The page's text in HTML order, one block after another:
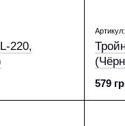
220,
579